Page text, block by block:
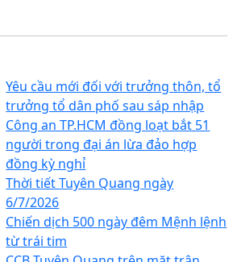
Yêu cầu mới đối với trưởng thôn, tổ
trưởng tổ dân phố sau sáp nhập
Công an TP.HCM đồng loạt bắt 51
người trong đại án lừa đảo hợp
đồng kỳ nghỉ
Thời tiết Tuyên Quang ngày
6/7/2026
Chiến dịch 500 ngày đêm Mệnh lệnh
từ trái tim